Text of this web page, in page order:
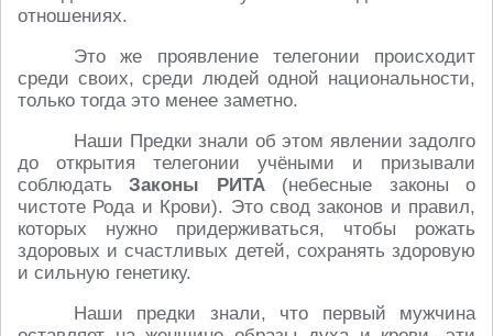
отношениях.
Это же проявление телегонии происходит
среди своих, среди людей одной национальности,
только тогда это менее заметно.
Наши Предки знали об этом явлении задолго
до открытия телегонии учёными и призывали
соблюдатьЗаконы РИТА(небесные законы о
чистоте Рода и Крови). Это свод законов и правил,
которых нужно придерживаться, чтобы рожать
здоровых и счастливых детей, сохранять здоровую
и сильную генетику.
Наши предки знали, что первый мужчина